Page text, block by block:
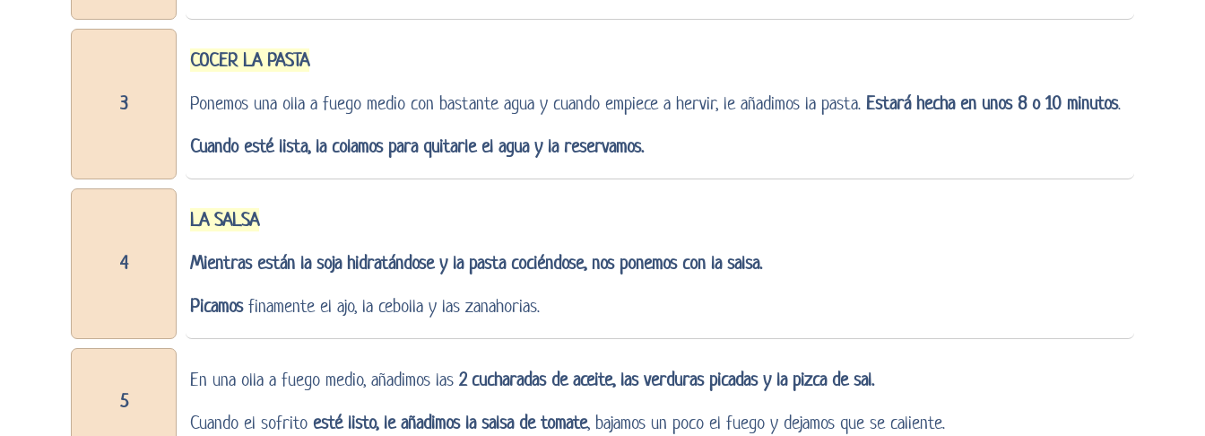
3
COCER LA PASTA
Ponemos una olla a fuego medio con bastante agua y cuando empiece a hervir, le añadimos la pasta. Estará hecha en unos 8 o 10 minutos.
Cuando esté lista, la colamos para quitarle el agua y la reservamos.
4
LA SALSA
Mientras están la soja hidratándose y la pasta cociéndose, nos ponemos con la salsa.
Picamosfinamente el ajo, la cebolla y las zanahorias.
5
En una olla a fuego medio, añadimos las 2 cucharadas de aceite, las verduras picadas y la pizca de sal.
Cuando el sofrito esté listo, le añadimos la salsa de tomate, bajamos un poco el fuego y dejamos que se caliente.